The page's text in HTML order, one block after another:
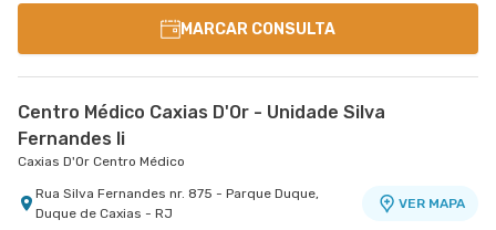
MARCAR CONSULTA
Centro Médico Caxias D'Or - Unidade Silva
Fernandes Ii
Caxias D'Or Centro Médico
Rua Silva Fernandes nr. 875 - Parque Duque,
Duque de Caxias - RJ
VER MAPA